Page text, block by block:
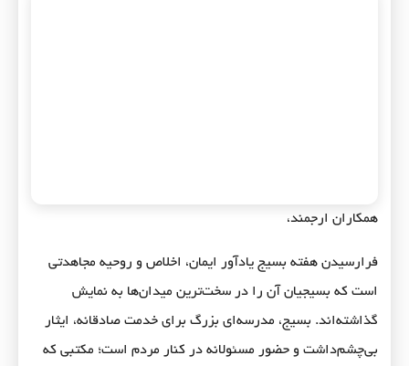
همکاران ارجمند،
فرارسیدن هفته بسیج یادآور ایمان، اخلاص و روحیه مجاهدتی
است که بسیجیان آن را در سخت‌ترین میدان‌ها به نمایش
گذاشته‌اند. بسیج، مدرسه‌ای بزرگ برای خدمت صادقانه، ایثار
بی‌چشم‌داشت و حضور مسئولانه در کنار مردم است؛ مکتبی که